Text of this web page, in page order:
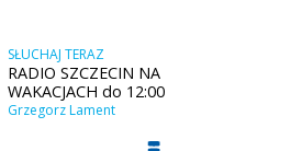
SŁUCHAJ TERAZ
RADIO SZCZECIN NA
WAKACJACH do 12:00
Grzegorz Lament